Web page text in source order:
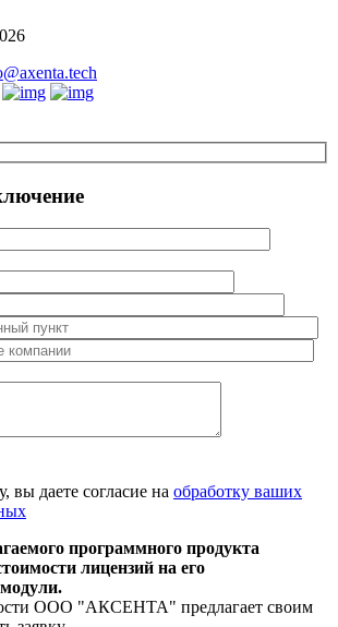
вы даете согласие на обработку ваших
программного продукта
лицензий на его
ООО "АКСЕНТА" предлагает своим